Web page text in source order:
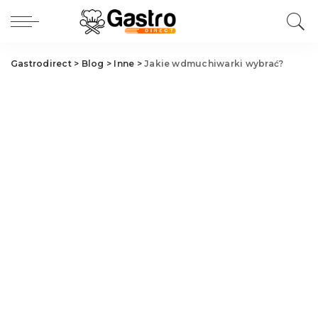
Gastrodirect> Blog > Inne >Jakie wdmuchiwarki wybrać?